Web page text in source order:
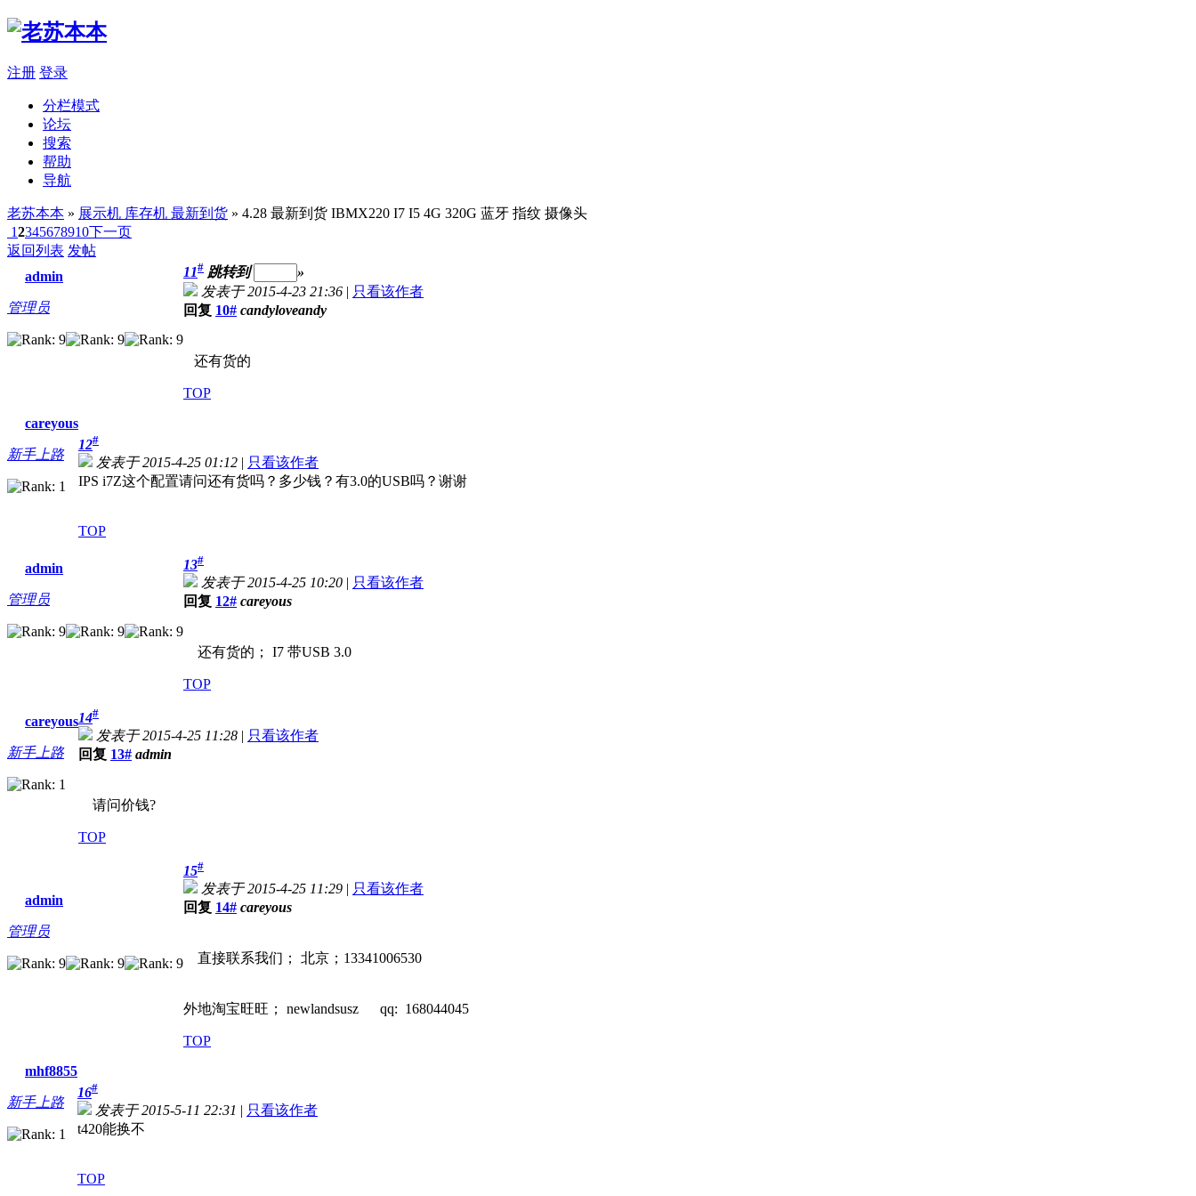
注册 登录
分栏模式
论坛
搜索
帮助
导航
老苏本本 » 展示机 库存机 最新到货 » 4.28 最新到货 IBMX220 I7 I5 4G 320G 蓝牙 指纹 摄像头
12345678910下一页
返回列表 发帖
admin
管理员
11# 跳转到
»
发表于 2015-4-23 21:36 | 只看该作者
回复 10# candyloveandy
还有货的
TOP
careyous
新手上路
12#
发表于 2015-4-25 01:12 | 只看该作者
IPS i7Z这个配置请问还有货吗？多少钱？有3.0的USB吗？谢谢
TOP
admin
管理员
13#
发表于 2015-4-25 10:20 | 只看该作者
回复 12# careyous
还有货的； I7 带USB 3.0
TOP
careyous
新手上路
14#
发表于 2015-4-25 11:28 | 只看该作者
回复 13# admin
请问价钱?
TOP
admin
管理员
15#
发表于 2015-4-25 11:29 | 只看该作者
回复 14# careyous
直接联系我们； 北京；13341006530
外地淘宝旺旺； newlandsusz qq: 168044045
TOP
mhf8855
新手上路
16#
发表于 2015-5-11 22:31 | 只看该作者
t420能换不
TOP